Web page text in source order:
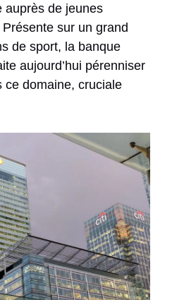
auprès de jeunes
sur un grand
de sport, la banque
aujourd’hui pérenniser
ce domaine, cruciale